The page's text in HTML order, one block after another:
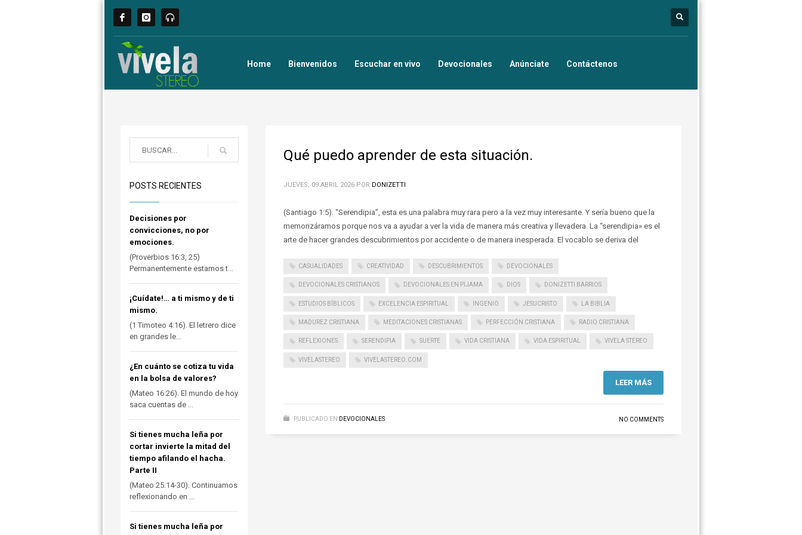
Home Bienvenidos Escuchar en vivo Devocionales Anúnciate Contáctenos
Qué puedo aprender de esta situación.
JUEVES, 09 ABRIL 2026 POR DONIZETTI
(Santiago 1:5). “Serendipia”, esta es una palabra muy rara pero a la vez muy interesante. Y sería bueno que la
memorizáramos porque nos va a ayudar a ver la vida de manera más creativa y llevadera. La “serendipia» es el
arte de hacer grandes descubrimientos por accidente o de manera inesperada. El vocablo se deriva del
CASUALIDADES CREATIVIDAD DESCUBRIMIENTOS DEVOCIONALES
DEVOCIONALES CRISTIANOS DEVOCIONALES EN PIJAMA DIOS DONIZETTI BARRIOS
ESTUDIOS BÍBLICOS EXCELENCIA ESPIRITUAL INGENIO JESUCRISTO LA BIBLIA
MADUREZ CRISTIANA MEDITACIONES CRISTIANAS PERFECCIÓN CRISTIANA RADIO CRISTIANA
REFLEXIONES SERENDIPIA SUERTE VIDA CRISTIANA VIDA ESPIRITUAL VIVELA STEREO
VIVELASTEREO VIVELASTEREO.COM
LEER MÁS
PUBLICADO EN DEVOCIONALES NO COMMENTS
POSTS RECIENTES
Decisiones por
convicciones, no por
emociones.
(Proverbios 16:3, 25)
Permanentemente estamos t...
¡Cuídate!… a ti mismo y de ti
mismo.
(1 Timoteo 4:16). El letrero dice
en grandes le...
¿En cuánto se cotiza tu vida
en la bolsa de valores?
(Mateo 16:26). El mundo de hoy
saca cuentas de ...
Si tienes mucha leña por
cortar invierte la mitad del
tiempo afilando el hacha.
Parte II
(Mateo 25:14-30). Continuamos
reflexionando en ...
Si tienes mucha leña por